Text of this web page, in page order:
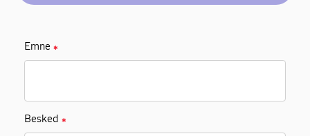
Emne ✱
Besked ✱